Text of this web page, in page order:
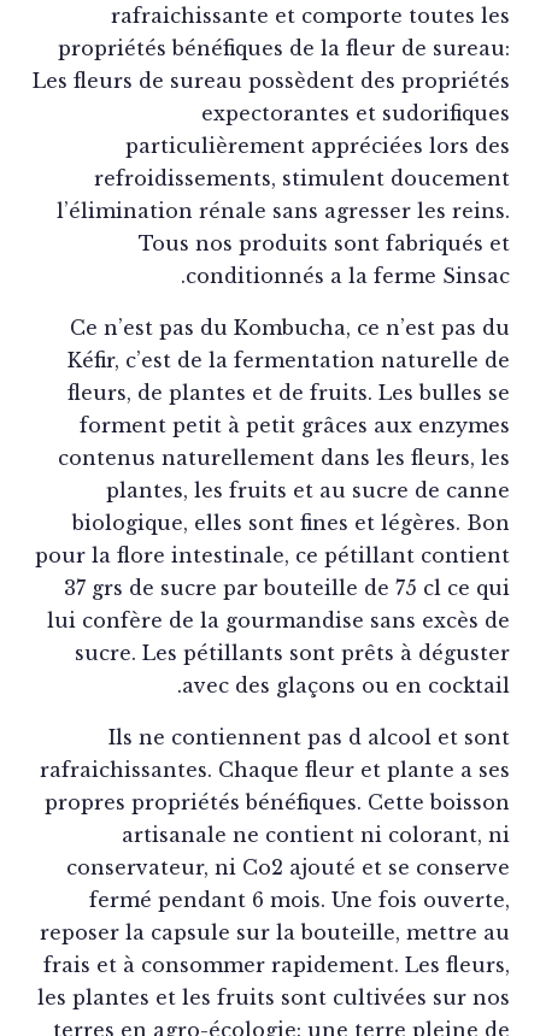
rafraichissante et comporte toutes
propriétés bénéfiques de la fleur de
Les fleurs de sureau possèdent des
expectorantes et
particulièrement appréciées lors
refroidissements, stimulent
l’élimination rénale sans agresser les
Tous nos produits sont fabriqués
conditionnés a la ferme
Ce n’est pas du Kombucha, ce n’est pas
Kéfir, c’est de la fermentation naturelle
fleurs, de plantes et de fruits. Les bulles
forment petit à petit grâces aux
contenus naturellement dans les fleurs,
plantes, les fruits et au sucre de
biologique, elles sont fines et légères.
pour la flore intestinale, ce pétillant
37 grs de sucre par bouteille de 75 cl ce
lui confère de la gourmandise sans excès
sucre. Les pétillants sont prêts à
avec des glaçons ou en
Ils ne contiennent pas d alcool et
rafraichissantes. Chaque fleur et plante a
propres propriétés bénéfiques. Cette
artisanale ne contient ni colorant,
conservateur, ni Co2 ajouté et se
fermé pendant 6 mois. Une fois
reposer la capsule sur la bouteille, mettre
frais et à consommer rapidement. Les
les plantes et les fruits sont cultivées sur
terres en agro-écologie: une terre pleine